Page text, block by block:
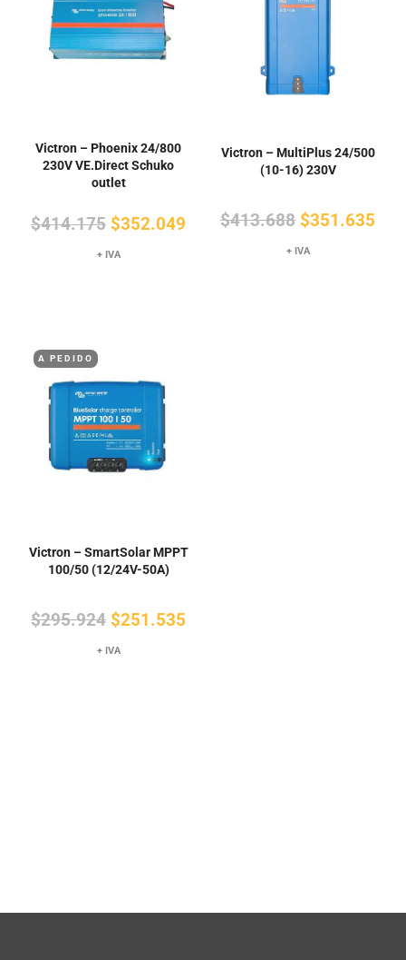
Victron – Phoenix 24/800
230V VE.Direct Schuko
outlet
$414.175 El
precio
$352.049
+ IVA
Victron – MultiPlus 24/500
(10-16) 230V
$413.688 El
precio
$351.635
+ IVA
A PEDIDO
Victron – SmartSolar MPPT
100/50 (12/24V-50A)
$295.924 El
precio
$251.535
+ IVA